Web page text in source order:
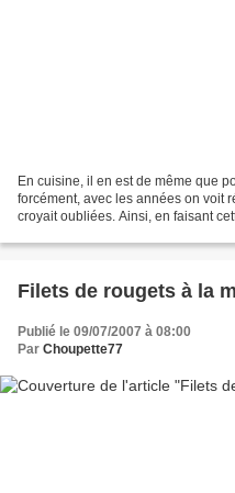
En cuisine, il en est de même que
forcément, avec les années on voit
croyait oubliées. Ainsi, en faisant
Filets de rougets à la
Publié le 09/07/2007 à 08:00
Par Choupette77